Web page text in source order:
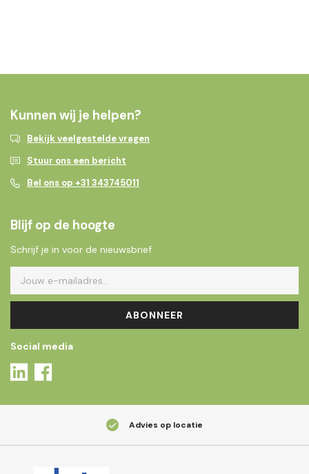
Kunnen wij je helpen?
Bekijk veelgestelde vragen
Stuur ons een bericht
Bel ons op +31 343745011
Blijf op de hoogte
Schrijf je in voor de nieuwsbrief
ABONNEER
Social media
Advies op locatie